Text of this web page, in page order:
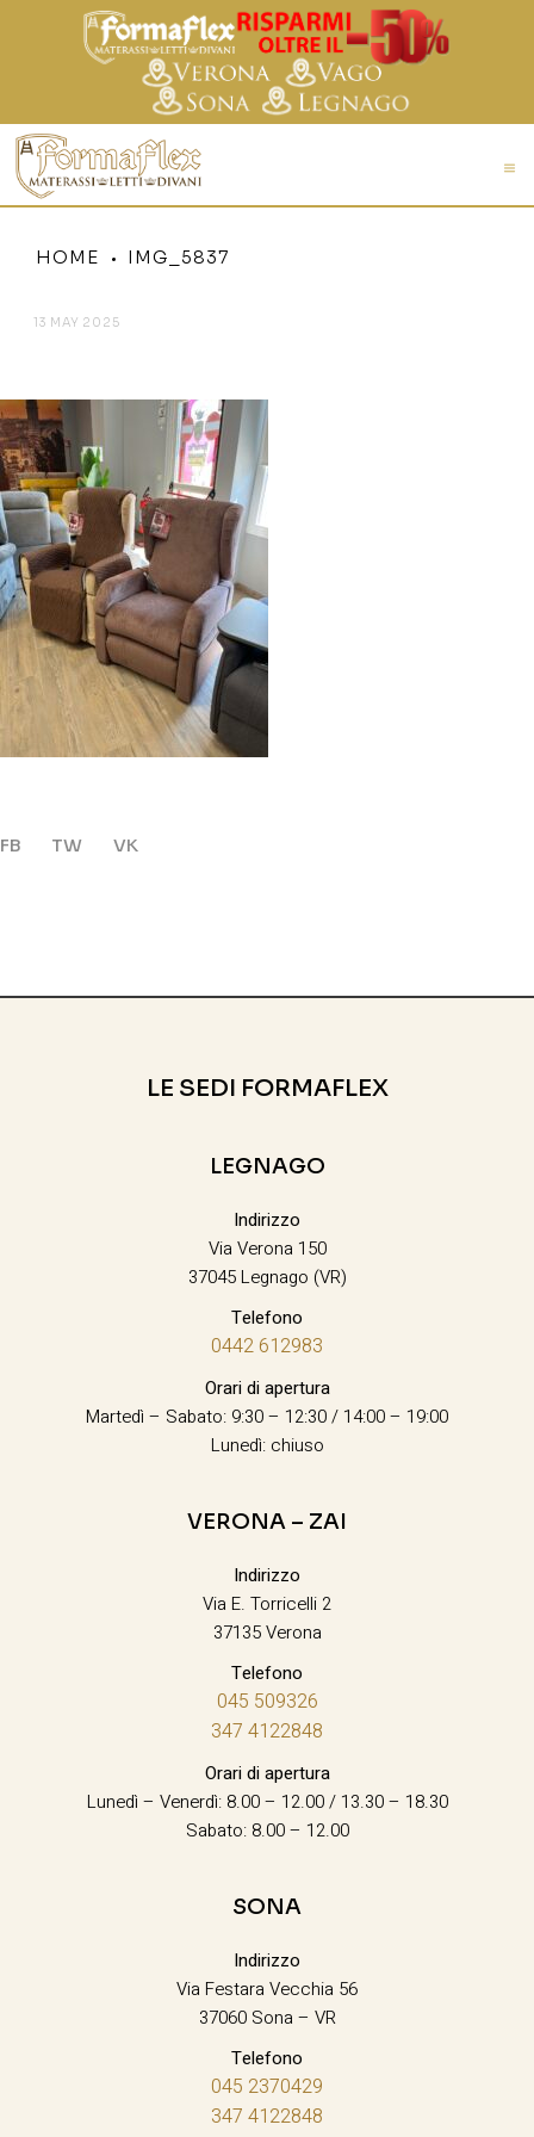
HOME IMG_5837
13 MAY 2025
FB TW VK
LE SEDI FORMAFLEX
LEGNAGO
Indirizzo
Via Verona 150
37045 Legnago (VR)
Telefono
0442 612983
Orari di apertura
Martedì – Sabato: 9:30 – 12:30 / 14:00 – 19:00
Lunedì: chiuso
VERONA – ZAI
Indirizzo
Via E. Torricelli 2
37135 Verona
Telefono
045 509326
347 4122848
Orari di apertura
Lunedì – Venerdì: 8.00 – 12.00 / 13.30 – 18.30
Sabato: 8.00 – 12.00
SONA
Indirizzo
Via Festara Vecchia 56
37060 Sona – VR
Telefono
045 2370429
347 4122848